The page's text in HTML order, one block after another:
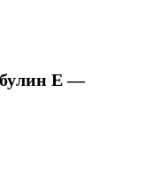
Е —